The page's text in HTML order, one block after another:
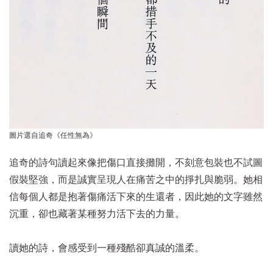
圖片選自追奇《任性無為》
追奇的詩句讀起來像把傷口直接攤開，不刻意包裝也不試圖
假裝堅強，而是誠實呈現人在痛苦之中的掙扎與脆弱。她相
信每個人都是抱著傷痛活下來的生還者，因此她的文字雖然
沉重，卻也藏著某種努力活下去的力量。
讀她的詩，會感受到一種殘酷卻真誠的溫柔。